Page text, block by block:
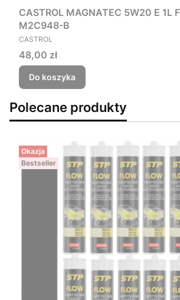
CASTROL MAGNATEC 5W20 E 1L
M2C948-B
PRODUCENT
CASTROL
Cena
48,00 zł
Do koszyka
Polecane produkty
Okazja
Bestseller